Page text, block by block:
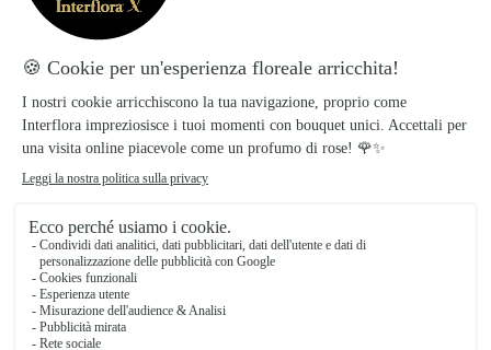
Richiedere preventivi personalizzati
Ottenere visibilità